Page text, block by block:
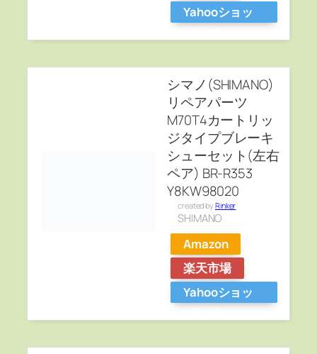
Yahooショッ
シマノ(SHIMANO)
リペアパーツ
M70T4カートリッ
ジタイプブレーキ
シューセット(左右
ペア) BR-R353
Y8KW98020
created byRinker
SHIMANO
Amazon
楽天市場
Yahooショッ